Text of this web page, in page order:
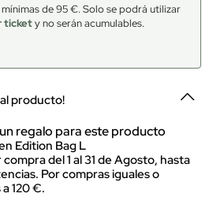
de 95 €. Solo se podrá utilizar
tickety no serán acumulables.
producto!
regalo para este producto
Edition Bag L
del 1 al 31 de Agosto, hasta
Por compras iguales o
120 €.